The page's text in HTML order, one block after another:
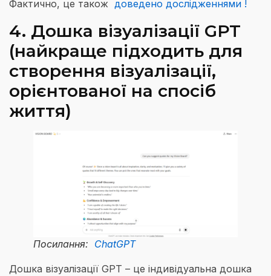
Фактично, це також доведено дослідженнями !
4. Дошка візуалізації GPT
(найкраще підходить для
створення візуалізації,
орієнтованої на спосіб
життя)
Посилання: ChatGPT
Дошка візуалізації GPT – це індивідуальна дошка